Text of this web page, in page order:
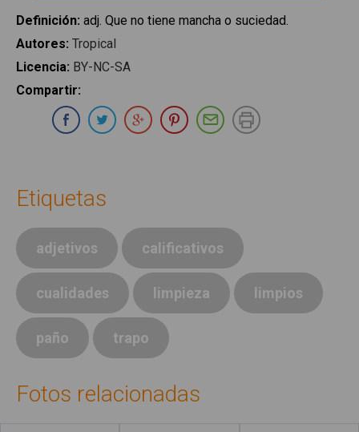
Definición: adj. Que no tiene mancha o suciedad.
Autores: Tropical
Licencia: BY-NC-SA
Compartir:
Compartir en Whatsapp
Compartir en Facebook
Compartir en Twitter
Compartir en Google Plus
Compartir en Pinterest
Compartir por E-
Etiquetas
adjetivos calificativos
cualidades limpieza limpios
paño trapo
Fotos relacionadas